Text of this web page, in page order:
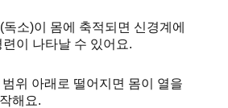
독소)이 몸에 축적되면 신경계에
이 나타날 수 있어요.
위 아래로 떨어지면 몸이 열을
해요.